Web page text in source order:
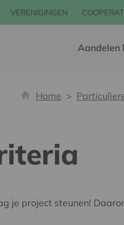
VERENIGINGEN
Aandelen
Home
je project steunen!